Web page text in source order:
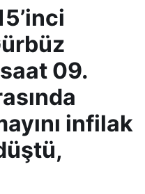
09.
infilak